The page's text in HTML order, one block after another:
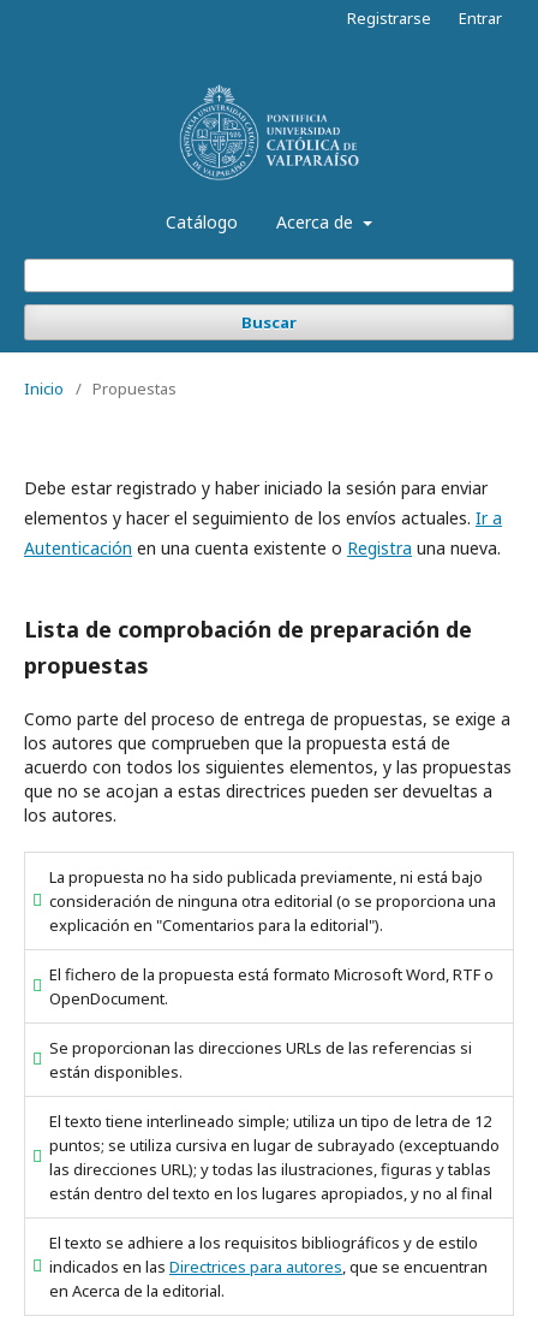
Catálogo Acerca de
Buscar
Registrarse Entrar
Inicio / Propuestas
Debe estar registrado y haber iniciado la sesión para enviar
elementos y hacer el seguimiento de los envíos actuales. Ir a
Autenticación en una cuenta existente o Registra una nueva.
Lista de comprobación de preparación de
propuestas
Como parte del proceso de entrega de propuestas, se exige a
los autores que comprueben que la propuesta está de
acuerdo con todos los siguientes elementos, y las propuestas
que no se acojan a estas directrices pueden ser devueltas a
los autores.
La propuesta no ha sido publicada previamente, ni está bajo
consideración de ninguna otra editorial (o se proporciona una
explicación en "Comentarios para la editorial").
El fichero de la propuesta está formato Microsoft Word, RTF o
OpenDocument.
Se proporcionan las direcciones URLs de las referencias si
están disponibles.
El texto tiene interlineado simple; utiliza un tipo de letra de 12
puntos; se utiliza cursiva en lugar de subrayado (exceptuando
las direcciones URL); y todas las ilustraciones, figuras y tablas
están dentro del texto en los lugares apropiados, y no al final
El texto se adhiere a los requisitos bibliográficos y de estilo
indicados en las Directrices para autores, que se encuentran
en Acerca de la editorial.